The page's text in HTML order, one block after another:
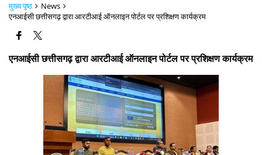
मुख्य पृष्ठ
News
एनआईसी छत्तीसगढ़ द्वारा आरटीआई ऑनलाइन पोर्टल पर प्रशिक्षण कार्यक्रम
एनआईसी छत्तीसगढ़ द्वारा आरटीआई ऑनलाइन पोर्टल पर प्रशिक्षण कार्यक्रम